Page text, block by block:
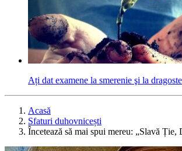
Ați dat examene la smerenie şi la
Acasă
Sfaturi duhovnicești
Încetează să mai spui mereu: „Slavă Ție,